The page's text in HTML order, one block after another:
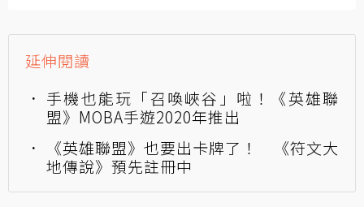
延伸閱讀
手機也能玩「召喚峽谷」啦！《英雄聯
盟》MOBA手遊2020年推出
《英雄聯盟》也要出卡牌了！ 《符文大
地傳說》預先註冊中